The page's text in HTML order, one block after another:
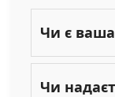
Чи є ваша
Чи